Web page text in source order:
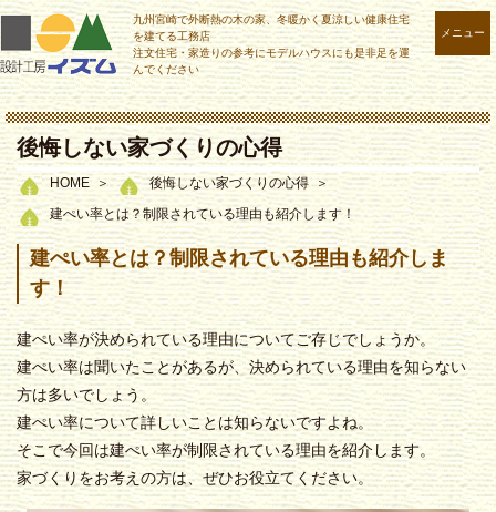
メニュー
九州宮崎で外断熱の木の家、冬暖かく夏涼しい健康住宅
を建てる工務店
注文住宅・家造りの参考にモデルハウスにも是非足を運
んでください
後悔しない家づくりの心得
HOME
後悔しない家づくりの心得
建ぺい率とは？制限されている理由も紹介します！
建ぺい率とは？制限されている理由も紹介しま
す！
建ぺい率が決められている理由についてご存じでしょうか。
建ぺい率は聞いたことがあるが、決められている理由を知らない
方は多いでしょう。
建ぺい率について詳しいことは知らないですよね。
そこで今回は建ぺい率が制限されている理由を紹介します。
家づくりをお考えの方は、ぜひお役立てください。